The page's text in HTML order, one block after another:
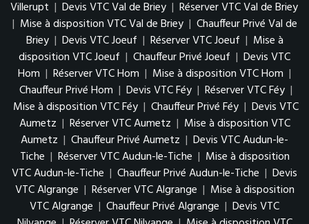
Villerupt | Devis VTC Val de Briey | Réserver VTC Val de Briey
| Mise à disposition VTC Val de Briey | Chauffeur Privé Val de
Briey | Devis VTC Joeuf | Réserver VTC Joeuf | Mise à
disposition VTC Joeuf | Chauffeur Privé Joeuf | Devis VTC
Hom | Réserver VTC Hom | Mise à disposition VTC Hom |
Chauffeur Privé Hom | Devis VTC Féy | Réserver VTC Féy |
Mise à disposition VTC Féy | Chauffeur Privé Féy | Devis VTC
Aumetz | Réserver VTC Aumetz | Mise à disposition VTC
Aumetz | Chauffeur Privé Aumetz | Devis VTC Audun-le-
Tiche | Réserver VTC Audun-le-Tiche | Mise à disposition
VTC Audun-le-Tiche | Chauffeur Privé Audun-le-Tiche | Devis
VTC Algrange | Réserver VTC Algrange | Mise à disposition
VTC Algrange | Chauffeur Privé Algrange | Devis VTC